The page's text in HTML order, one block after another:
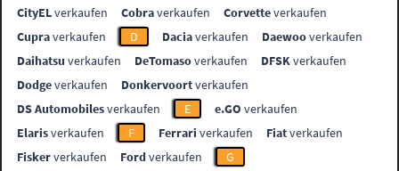
CityELverkaufen Cobraverkaufen Corvetteverkaufen
Cupraverkaufen D Daciaverkaufen Daewooverkaufen
Daihatsu verkaufen DeTomasoverkaufen DFSKverkaufen
Dodgeverkaufen Donkervoortverkaufen
DS Automobilesverkaufen E e.GO verkaufen
Elarisverkaufen F Ferrari verkaufen Fiatverkaufen
Fiskerverkaufen Fordverkaufen
G